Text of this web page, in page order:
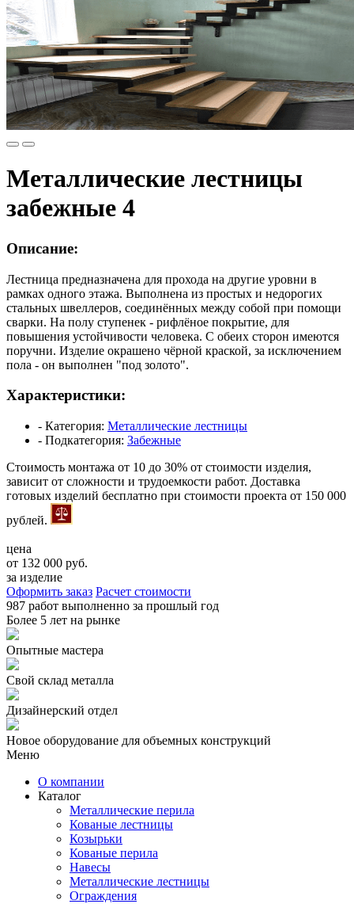
Металлические лестницы
забежные 4
Описание:
Лестница предназначена для прохода на другие уровни в
рамках одного этажа. Выполнена из простых и недорогих
стальных швеллеров, соединённых между собой при помощи
сварки. На полу ступенек - рифлёное покрытие, для
повышения устойчивости человека. С обеих сторон имеются
поручни. Изделие окрашено чёрной краской, за исключением
пола - он выполнен "под золото".
Характеристики:
- Категория: Металлические лестницы
- Подкатегория: Забежные
Стоимость монтажа от 10 до 30% от стоимости изделия,
зависит от сложности и трудоемкости работ. Доставка
готовых изделий бесплатно при стоимости проекта от 150 000
рублей.
цена
от 132 000 руб.
за изделие
Оформить заказ Расчет стоимости
987 работ выполненно за прошлый год
Более 5 лет на рынке
Опытные мастера
Свой склад металла
Дизайнерский отдел
Новое оборудование для объемных конструкций
Меню
О компании
Каталог
Металлические перила
Кованые лестницы
Козырьки
Кованые перила
Навесы
Металлические лестницы
Ограждения